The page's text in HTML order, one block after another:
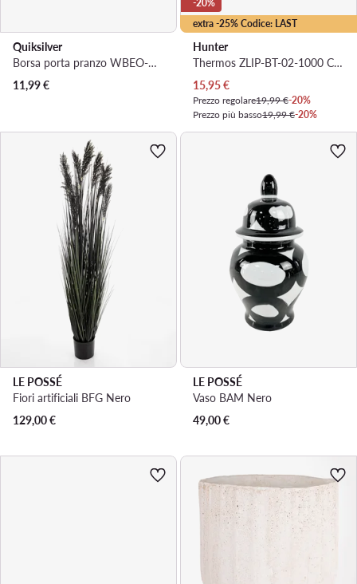
Quiksilver
Borsa porta pranzo WBEO-QUIK-P-001-10 Nero
11,99€
extra -25% Codice: LAST
-20%
Hunter
Thermos ZLIP-BT-02-1000 Cachi
Prezzo attuale
15,95€
Prezzo regolare19,99 €-20%
Prezzo più basso19,99 €-20%
LE POSSÉ
Fiori artificiali BFG Nero
129,00€
LE POSSÉ
Vaso BAM Nero
49,00€